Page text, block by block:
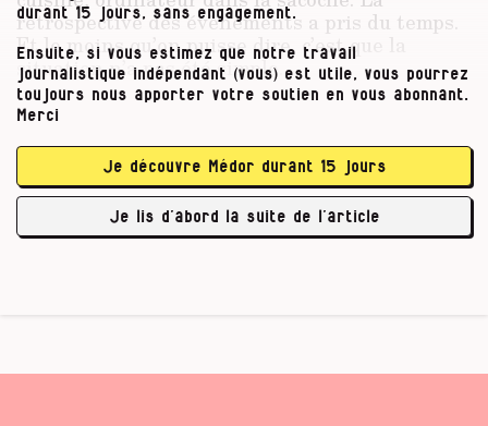
rétrospective des évènements a pris du temps.
Et le moins qu’on puisse dire, c’est que la
situation n’a pas été simple.
« Une septantaine d’ouvrages ont été mis hors
Vesdre et l’Ourthe. La Meuse nous a épargnés. »
Par ouvrages, Benoît Piron entend des
éléments du réseau d’assainissement, qui
prend en charge les eaux …
durant 15 jours, sans engagement.
Ensuite, si vous estimez que notre travail
journalistique indépendant (vous) est utile, vous pourrez
toujours nous apporter votre soutien en vous abonnant.
Merci
Je découvre Médor durant 15 jours
Je lis d’abord la suite de l’article